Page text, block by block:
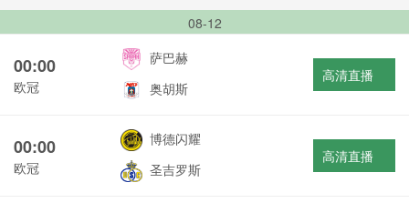
08-12
00:00
欧冠
萨巴赫
奥胡斯
高清直播
00:00
欧冠
博德闪耀
圣吉罗斯
高清直播